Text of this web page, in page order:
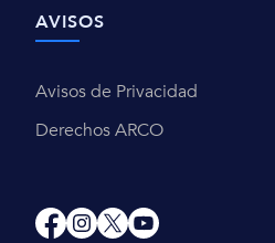
AVISOS
Avisos de Privacidad
Derechos ARCO